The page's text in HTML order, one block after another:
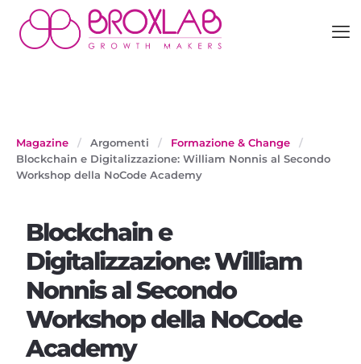
Magazine / Argomenti / Formazione & Change
/
Blockchain e Digitalizzazione: William Nonnis al Secondo
Workshop della NoCode Academy
Blockchain e
Digitalizzazione: William
Nonnis al Secondo
Workshop della NoCode
Academy